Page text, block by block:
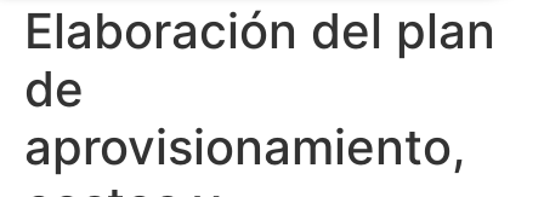
Elaboración del plan
de
aprovisionamiento,